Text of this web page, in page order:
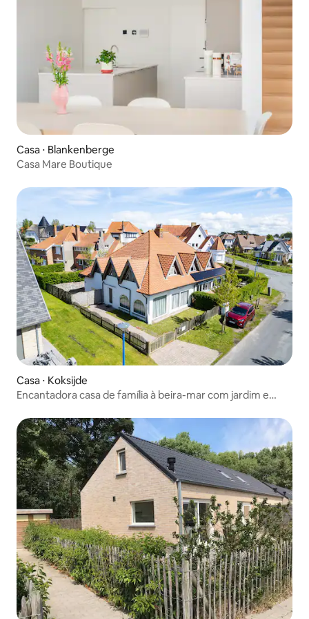
Casa ⋅ Blankenberge
Casa Mare Boutique
Casa ⋅ Koksijde
Encantadora casa de família à beira-mar com jardim e